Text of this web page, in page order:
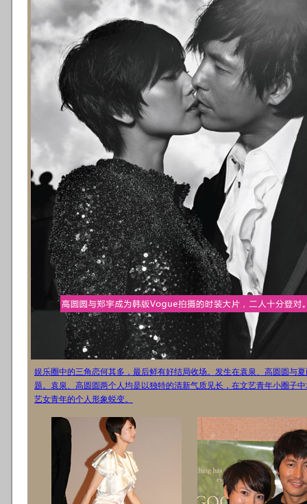
娱乐圈中的三角恋何其多，最后鲜有好结局收场。发生在袁泉、高圆圆与
题。袁泉、高圆圆两个人均是以独特的清新气质见长，在文艺青年小圈子
艺女青年的个人形象蜕变。